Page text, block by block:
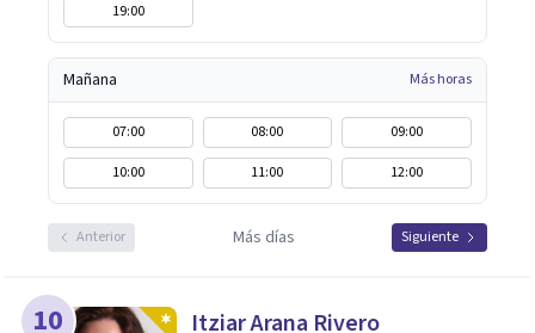
19:00
Mañana Más horas
07:00 08:00
09:00
10:00
11:00 12:00
Anterior Más días Siguiente
10 Itziar Arana Rivero